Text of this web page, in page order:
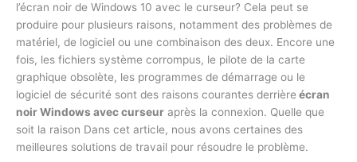
l’écran noir de Windows 10 avec le curseur? Cela peut se
produire pour plusieurs raisons, notamment des problèmes de
matériel, de logiciel ou une combinaison des deux. Encore une
fois, les fichiers système corrompus, le pilote de la carte
graphique obsolète, les programmes de démarrage ou le
logiciel de sécurité sont des raisons courantes derrière écran
noirWindows avec curseur après la connexion. Quelle que
soit la raison Dans cet article, nous avons certaines des
meilleures solutions de travail pour résoudre le problème.